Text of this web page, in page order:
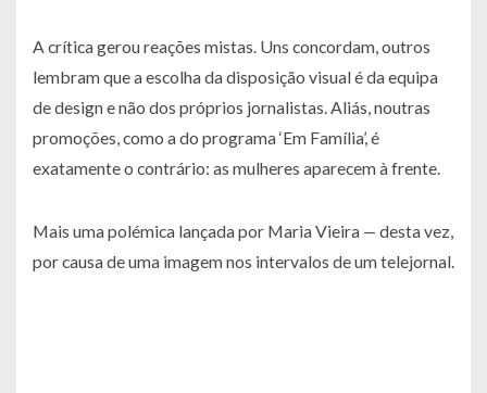
A crítica gerou reações mistas. Uns concordam, outros
lembram que a escolha da disposição visual é da equipa
de design e não dos próprios jornalistas. Aliás, noutras
promoções, como a do programa ‘Em Família’, é
exatamente o contrário: as mulheres aparecem à frente.
Mais uma polémica lançada por Maria Vieira — desta vez,
por causa de uma imagem nos intervalos de um telejornal.